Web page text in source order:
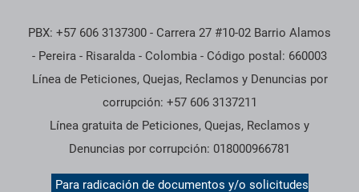
PBX: +57 606 3137300 - Carrera 27 #10-02 Barrio Alamos
- Pereira - Risaralda - Colombia - Código postal: 660003
Línea de Peticiones, Quejas, Reclamos y Denuncias por
corrupción: +57 606 3137211
Línea gratuita de Peticiones, Quejas, Reclamos y
Denuncias por corrupción: 018000966781
Para radicación de documentos y/o solicitudes